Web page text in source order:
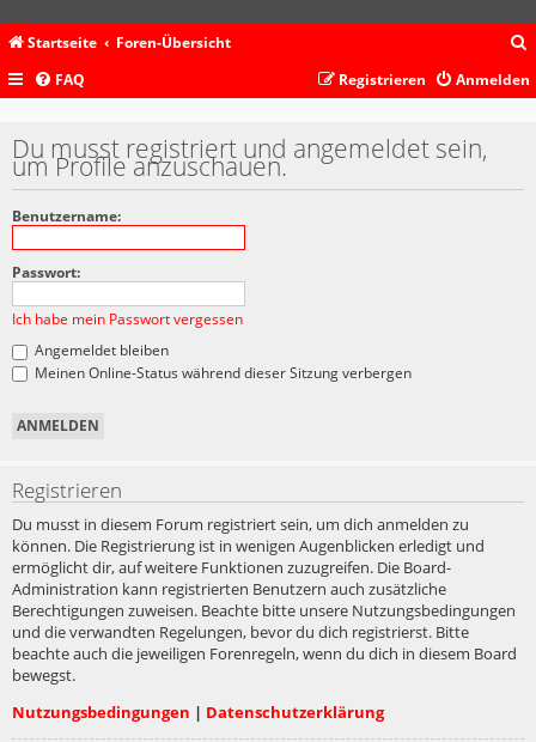
Startseite Foren-Übersicht
c
FAQ Anmelden
Registrieren
Du musst registriert und angemeldet sein,
um Profile anzuschauen.
Benutzername:
Passwort:
Ich habe mein Passwort vergessen
Angemeldet bleiben
Meinen Online-Status während dieser Sitzung verbergen
Registrieren
Du musst in diesem Forum registriert sein, um dich anmelden zu
können. Die Registrierung ist in wenigen Augenblicken erledigt und
ermöglicht dir, auf weitere Funktionen zuzugreifen. Die Board-
Administration kann registrierten Benutzern auch zusätzliche
Berechtigungen zuweisen. Beachte bitte unsere Nutzungsbedingungen
und die verwandten Regelungen, bevor du dich registrierst. Bitte
beachte auch die jeweiligen Forenregeln, wenn du dich in diesem Board
bewegst.
Nutzungsbedingungen | Datenschutzerklärung